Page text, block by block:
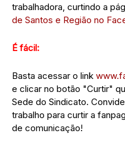
trabalhadora, curtindo a
de Santos e Região no
É fácil:
Basta acessar o link
e clicar no botão "Curtir"
Sede do Sindicato.
trabalho para curtir a
de comunicação!